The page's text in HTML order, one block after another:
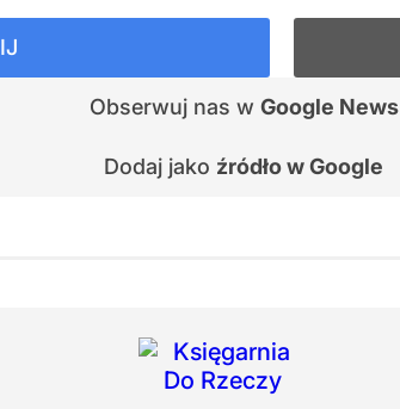
Obserwuj nas w Google News
Dodaj jako źródło w Google